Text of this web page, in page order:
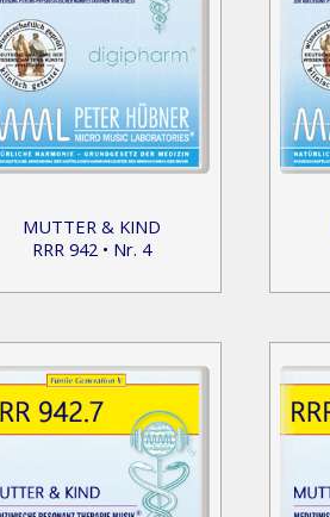
MUTTER & KIND
RRR 942 • Nr. 4